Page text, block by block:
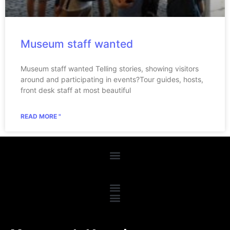
Museum staff wanted
Museum staff wanted Telling stories, showing visitors
around and participating in events?Tour guides, hosts,
front desk staff at most beautiful
READ MORE "